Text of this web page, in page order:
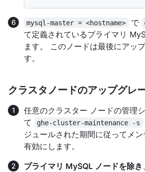
mysql-master = <hostname> で
て定義されているプライマリ
ます。 このノードは最後にアッ
す。
クラスタノードのアップグレ
任意のクラスター ノードの管理
て
ghe-cluster-maintenance -s
ジュールされた期間に従ってメ
有効にします。
プライマリ MySQL ノードを除き